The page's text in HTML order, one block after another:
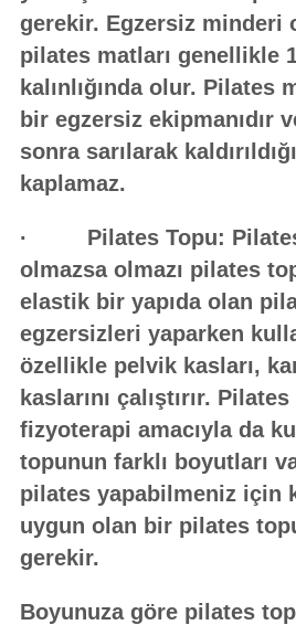
gerekir. Egzersiz minderi
pilates matları genellikle
kalınlığında olur. Pilates
bir egzersiz ekipmanıdır
sonra sarılarak
kaplamaz.
· Pilates Topu: Pilates
olmazsa olmazı pilates
elastik bir yapıda olan
egzersizleri yaparken
özellikle pelvik kasları,
kaslarını çalıştırır.
fizyoterapi amacıyla da
topunun farklı boyutları
pilates yapabilmeniz için
uygun olan bir pilates
gerekir.
Boyunuza göre pilates